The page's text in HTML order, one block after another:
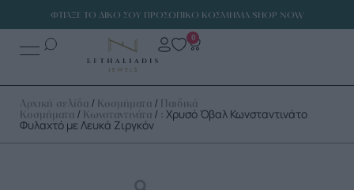
ΦΤΙΑΞΕ ΤΟ ΔΙΚΟ ΣΟΥ ΠΡΟΣΩΠΙΚΟ ΚΟΣΜΗΜΑ SHOP NOW
0
Αρχική σελίδα / Κοσμήματα / Παιδικά
Κοσμήματα / Κωνσταντινάτα / : Χρυσό Όβαλ Κωνσταντινάτο
Φυλαχτό με Λευκά Ζιργκόν